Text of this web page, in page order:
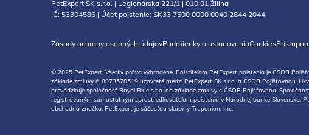
PetExpert SK s.r.o. | Legionárska 221/1 | 010 01 Žilina
IČ: 53304586 | Účet poistenie: SK33 7500 0000 0040 2844 2044
Zásady ochrany osobných údajovPodmienky a ustanoveniaCookies
© 2025 PetExpert. Všetky práva vyhradené. Poistiteľom PetExpert poistenia je ČSOB
základe zmluvy č. 8073570519 uzavreté medzi PetExpert SK s.r.o. a ČSOB Pojišťovnou.
prevádzkuje spoločnosť Royal Blue s.r.o. na základe zmluvy s ČSOB Pojišťovnou.
registrovaným samostatným zprostredkovateľom poistenia v Národnej banke Slovenska.
obchodná značka. PetExpert je súčasťou skupiny Trupanion, Inc.